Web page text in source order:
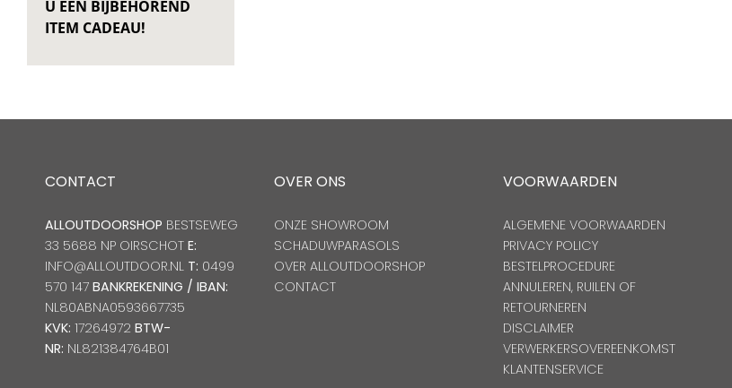
U EEN BIJBEHOREND
ITEM CADEAU!
CONTACT
ALLOUTDOORSHOP BESTSEWEG
33 5688 NP OIRSCHOT E:
INFO@ALLOUTDOOR.NL T: 0499
570 147 BANKREKENING / IBAN:
NL80ABNA0593667735
KVK: 17264972 BTW-
NR: NL821384764B01
OVER ONS
ONZE SHOWROOM
SCHADUWPARASOLS
OVER ALLOUTDOORSHOP
CONTACT
VOORWAARDEN
ALGEMENE VOORWAARDEN
PRIVACY POLICY
BESTELPROCEDURE
ANNULEREN, RUILEN OF
RETOURNEREN
DISCLAIMER
VERWERKERSOVEREENKOMST
KLANTENSERVICE